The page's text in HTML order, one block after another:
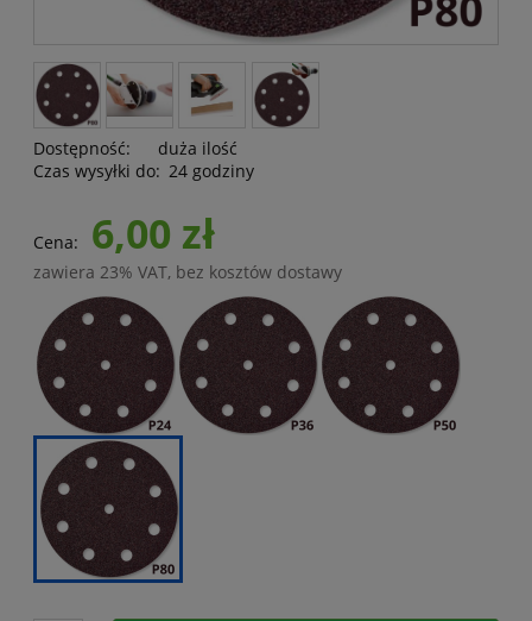
Dostępność:
duża ilość
Czas wysyłki do: 24 godziny
Cena: 6,00 zł
zawiera 23% VAT, bez kosztów dostawy